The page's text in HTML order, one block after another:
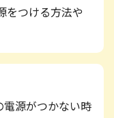
をつける方法や
電源がつかない時